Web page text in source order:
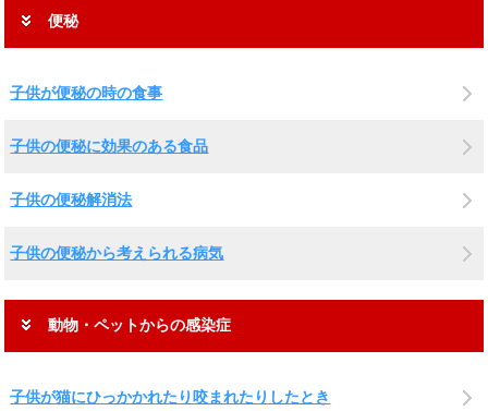
便秘
子供が便秘の時の食事
子供の便秘に効果のある食品
子供の便秘解消法
子供の便秘から考えられる病気
動物・ペットからの感染症
子供が猫にひっかかれたり咬まれたりしたとき